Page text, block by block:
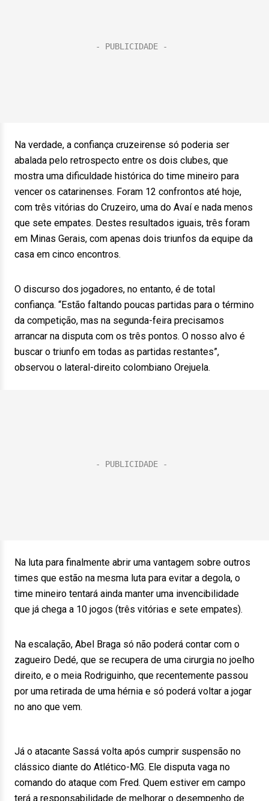
Na verdade, a confiança cruzeirense só poderia ser
abalada pelo retrospecto entre os dois clubes, que
mostra uma dificuldade histórica do time mineiro para
vencer os catarinenses. Foram 12 confrontos até hoje,
com três vitórias do Cruzeiro, uma do Avaí e nada menos
que sete empates. Destes resultados iguais, três foram
em Minas Gerais, com apenas dois triunfos da equipe da
casa em cinco encontros.
O discurso dos jogadores, no entanto, é de total
confiança. “Estão faltando poucas partidas para o término
da competição, mas na segunda-feira precisamos
arrancar na disputa com os três pontos. O nosso alvo é
buscar o triunfo em todas as partidas restantes”,
observou o lateral-direito colombiano Orejuela.
Na luta para finalmente abrir uma vantagem sobre outros
times que estão na mesma luta para evitar a degola, o
time mineiro tentará ainda manter uma invencibilidade
que já chega a 10 jogos (três vitórias e sete empates).
Na escalação, Abel Braga só não poderá contar com o
zagueiro Dedé, que se recupera de uma cirurgia no joelho
direito, e o meia Rodriguinho, que recentemente passou
por uma retirada de uma hérnia e só poderá voltar a jogar
no ano que vem.
Já o atacante Sassá volta após cumprir suspensão no
clássico diante do Atlético-MG. Ele disputa vaga no
comando do ataque com Fred. Quem estiver em campo
terá a responsabilidade de melhorar o desempenho de